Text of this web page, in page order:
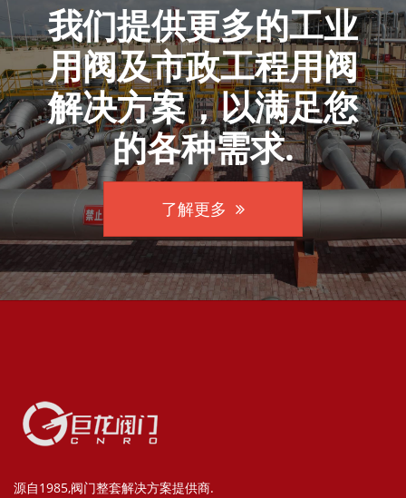
我们提供更多的工业
用阀及市政工程用阀
解决方案，以满足您
的各种需求.
了解更多
源自1985,阀门整套解决方案提供商.